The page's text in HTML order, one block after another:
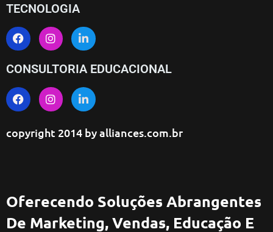
TECNOLOGIA
CONSULTORIA EDUCACIONAL
copyright 2014 byalliances.com.br
Oferecendo Soluções Abrangentes
De Marketing, Vendas, Educação E